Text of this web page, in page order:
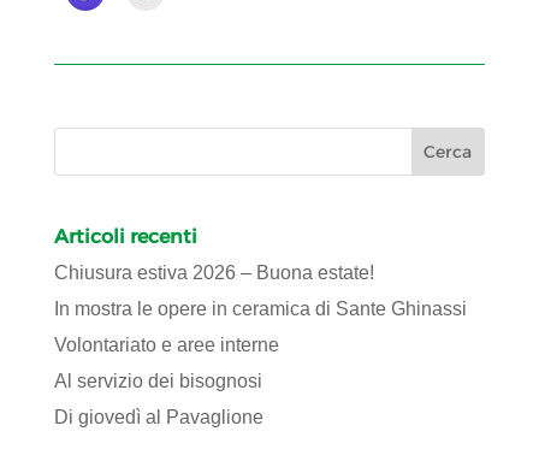
Articoli recenti
Chiusura estiva 2026 – Buona estate!
In mostra le opere in ceramica di Sante Ghinassi
Volontariato e aree interne
Al servizio dei bisognosi
Di giovedì al Pavaglione